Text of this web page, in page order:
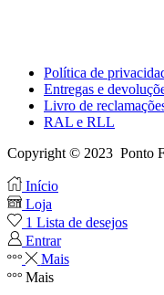
Política de
Entregas e
Livro de
RAL e RLL
Copyright © 2023 Ponto
Início
Loja
1 Lista de desejos
Entrar
Mais
Mais